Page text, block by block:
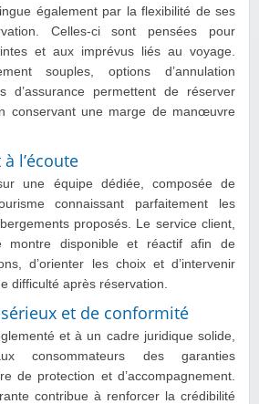
également par la flexibilité de ses
Celles-ci sont pensées pour
et aux imprévus liés au voyage.
souples, options d’annulation
d’assurance permettent de réserver
conservant une marge de manœuvre
l’écoute
une équipe dédiée, composée de
connaissant parfaitement les
proposés. Le service client,
montre disponible et réactif afin de
d’orienter les choix et d’intervenir
difficulté après réservation.
et de conformité
et à un cadre juridique solide,
consommateurs des garanties
de protection et d’accompagnement.
contribue à renforcer la crédibilité